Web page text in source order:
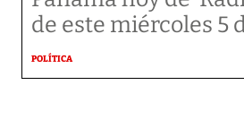
de este miércoles 5
POLÍTICA